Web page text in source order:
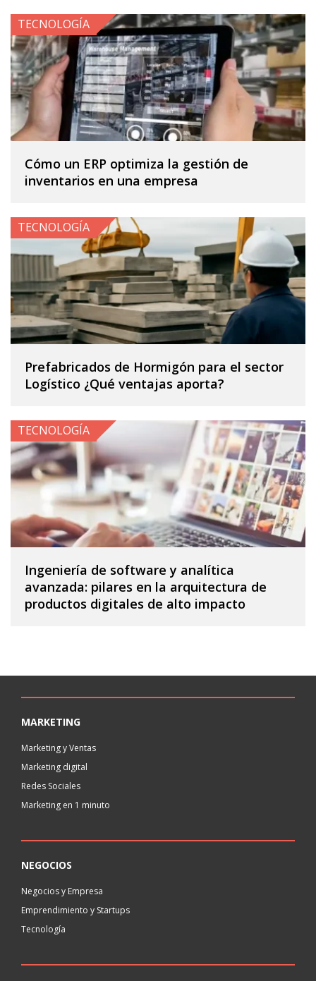
Cómo un ERP optimiza la gestión de
inventarios en una empresa
TECNOLOGÍA
Prefabricados de Hormigón para el sector
Logístico ¿Qué ventajas aporta?
TECNOLOGÍA
Ingeniería de software y analítica
avanzada: pilares en la arquitectura de
productos digitales de alto impacto
TECNOLOGÍA
MARKETING
Marketing y Ventas
Marketing digital
Redes Sociales
Marketing en 1 minuto
NEGOCIOS
Negocios y Empresa
Emprendimiento y Startups
Tecnología